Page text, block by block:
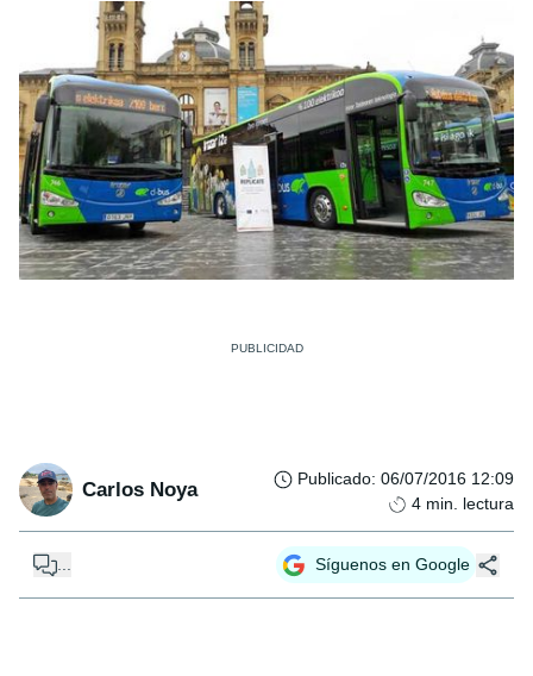
Carlos Noya Publicado: 06/07/2016 12:09
4 min. lectura
... Síguenos en Google